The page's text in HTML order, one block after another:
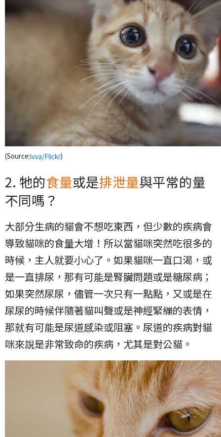
(Source:ivva/Flickr)
2. 牠的食量或是排泄量與平常的量
不同嗎？
大部分生病的貓會不想吃東西，但少數的疾病會
導致貓咪的食量大增！所以當貓咪突然吃很多的
時候，主人就要小心了。如果貓咪一直口渴，或
是一直排尿，那有可能是腎臟問題或是糖尿病；
如果突然尿尿，儘管一次只有一點點，又或是在
尿尿的時候伴隨著貓叫聲或是神經緊繃的表情，
那就有可能是尿道感染或阻塞。尿道的疾病對貓
咪來說是非常致命的疾病，尤其是對公貓。